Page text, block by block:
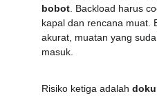
bobot . Backload harus
kapal dan rencana muat.
akurat, muatan yang
masuk.
Risiko ketiga adalah